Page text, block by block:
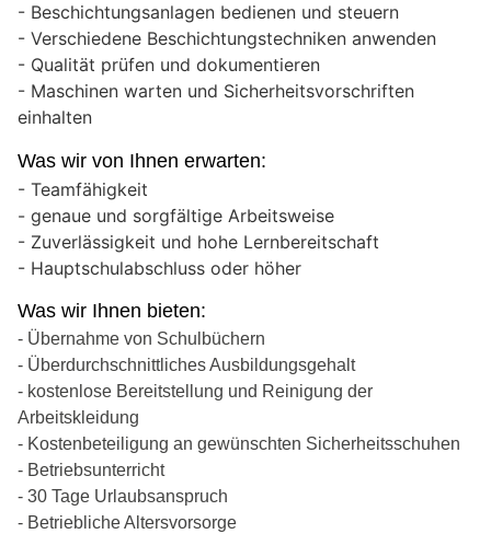
- Beschichtungsanlagen bedienen und steuern
- Verschiedene Beschichtungstechniken anwenden
- Qualität prüfen und dokumentieren
- Maschinen warten und Sicherheitsvorschriften
einhalten
Was wir von Ihnen erwarten:
- Teamfähigkeit
⁠- genaue und sorgfältige Arbeitsweise
⁠- Zuverlässigkeit und hohe Lernbereitschaft
- Hauptschulabschluss oder höher
Was wir Ihnen bieten:
- Übernahme von Schulbüchern
- Überdurchschnittliches Ausbildungsgehalt
- kostenlose Bereitstellung und Reinigung der
Arbeitskleidung
- Kostenbeteiligung an gewünschten Sicherheitsschuhen
- Betriebsunterricht
- 30 Tage Urlaubsanspruch
- Betriebliche Altersvorsorge